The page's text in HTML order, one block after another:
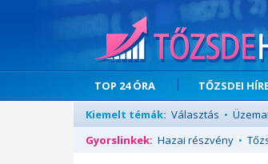
TOP 24 ÓRA TŐZSDEI
Kiemelt témák: Választás •
Gyorslinkek: Hazai részvény •